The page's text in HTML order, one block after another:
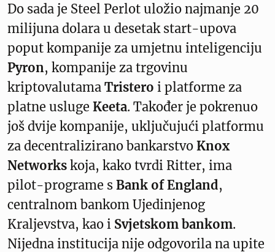
Do sada je Steel Perlot uložio najmanje 20
milijuna dolara u desetak start-upova
poput kompanije za umjetnu inteligenciju
Pyron, kompanije za trgovinu
kriptovalutama Tristero i platforme za
platne usluge Keeta. Također je pokrenuo
još dvije kompanije, uključujući platformu
za decentralizirano bankarstvo Knox
Networks koja, kako tvrdi Ritter, ima
pilot-programe s Bank of England,
centralnom bankom Ujedinjenog
Kraljevstva, kao i Svjetskom bankom.
Nijedna institucija nije odgovorila na upite